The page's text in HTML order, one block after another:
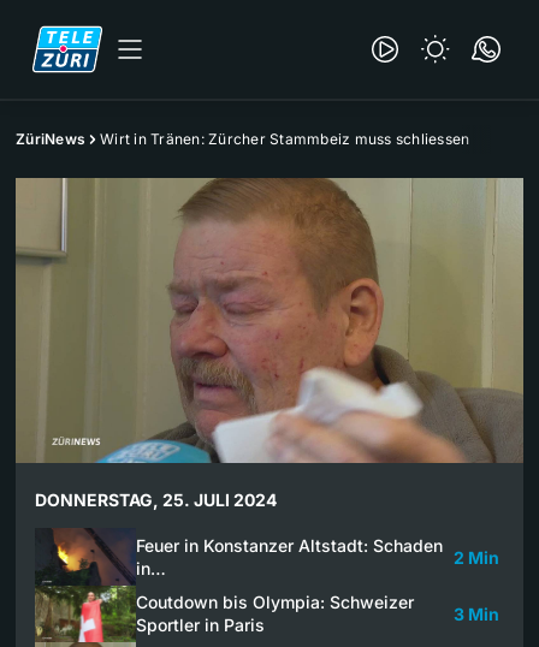
ZüriNews Wirt in Tränen: Zürcher Stammbeiz muss schliessen
DONNERSTAG, 25. JULI 2024
Feuer in Konstanzer Altstadt: Schaden
in…
2 Min
Coutdown bis Olympia: Schweizer
Sportler in Paris
3 Min